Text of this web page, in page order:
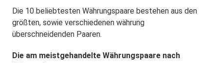
Die 10 beliebtesten Währungspaare bestehen aus den
größten, sowie verschiedenen währung
überschneidenden Paaren.
Die am meistgehandelte Währungspaare nach